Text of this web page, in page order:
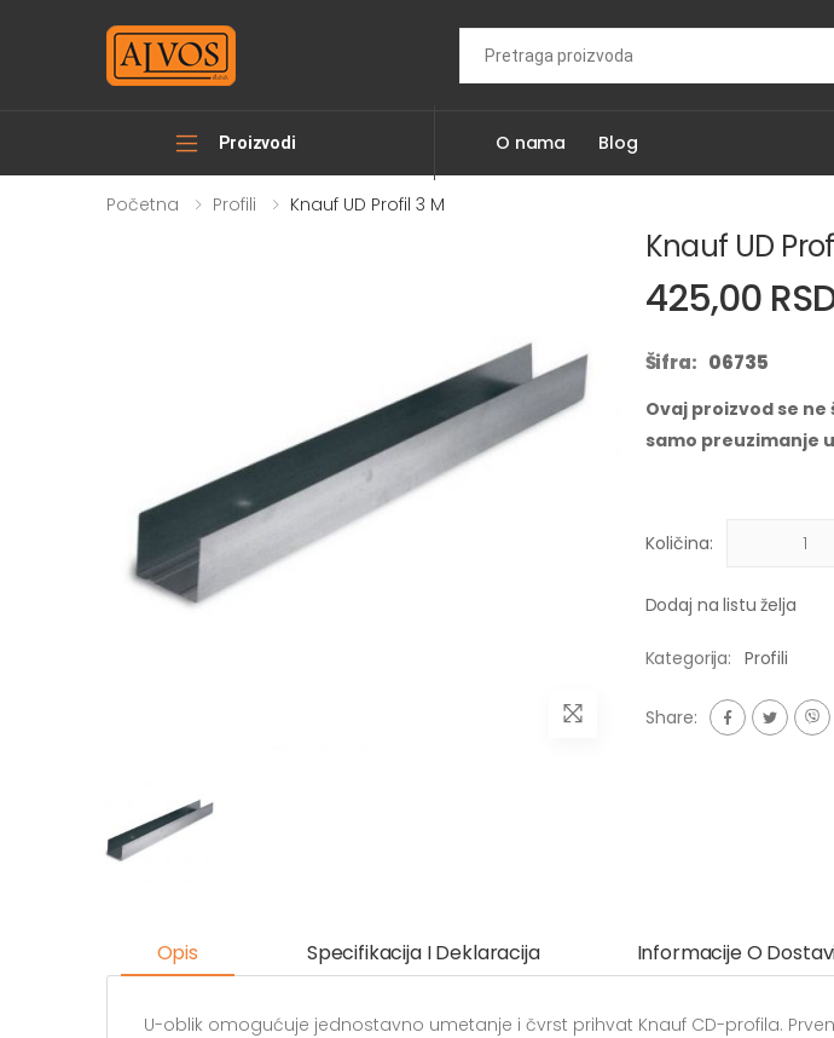
Proizvodi O nama Blog
Početna Profili Knauf UD Profil 3 M
Knauf UD
425,00
Šifra: 06735
Ovaj proizvod se
samo preuzimanje
Količina:
Dodaj na listu želja
Kategorija: Profili
Share:
Opis Specifikacija I Deklaracija Informacije O
U-oblik omogućuje jednostavno umetanje i čvrst prihvat Knauf CD-profila.